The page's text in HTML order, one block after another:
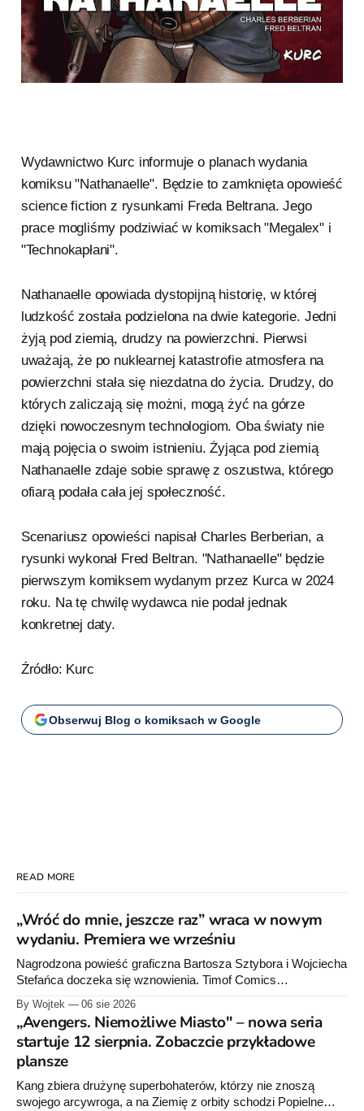
Wydawnictwo Kurc informuje o planach wydania
komiksu "Nathanaelle". Będzie to zamknięta opowieść
science fiction z rysunkami Freda Beltrana. Jego
prace mogliśmy podziwiać w komiksach "Megalex" i
"Technokapłani".
Nathanaelle opowiada dystopijną historię, w której
ludzkość została podzielona na dwie kategorie. Jedni
żyją pod ziemią, drudzy na powierzchni. Pierwsi
uważają, że po nuklearnej katastrofie atmosfera na
powierzchni stała się niezdatna do życia. Drudzy, do
których zaliczają się możni, mogą żyć na górze
dzięki nowoczesnym technologiom. Oba światy nie
mają pojęcia o swoim istnieniu. Żyjąca pod ziemią
Nathanaelle zdaje sobie sprawę z oszustwa, którego
ofiarą podała cała jej społeczność.
Scenariusz opowieści napisał Charles Berberian, a
rysunki wykonał Fred Beltran. "Nathanaelle" będzie
pierwszym komiksem wydanym przez Kurca w 2024
roku. Na tę chwilę wydawca nie podał jednak
konkretnej daty.
Źródło: Kurc
Obserwuj Blog o komiksach w Google
READ MORE
„Wróć do mnie, jeszcze raz” wraca w nowym
wydaniu. Premiera we wrześniu
Nagrodzona powieść graficzna Bartosza Sztybora i Wojciecha
Stefańca doczeka się wznowienia. Timof Comics
przygotowuje nową edycję albumu „Wróć do mnie, jeszcze
raz”, którego pierwsze wydanie ukazało się w 2015 roku.
By Wojtek 06 sie 2026
„Avengers. Niemożliwe Miasto" – nowa seria
startuje 12 sierpnia. Zobaczcie przykładowe
plansze
Kang zbiera drużynę superbohaterów, którzy nie znoszą
swojego arcywroga, a na Ziemię z orbity schodzi Popielne